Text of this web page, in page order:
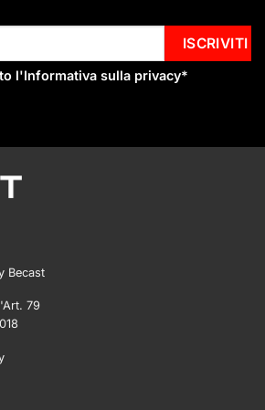
l'Informativa sulla privacy*
Becast
79